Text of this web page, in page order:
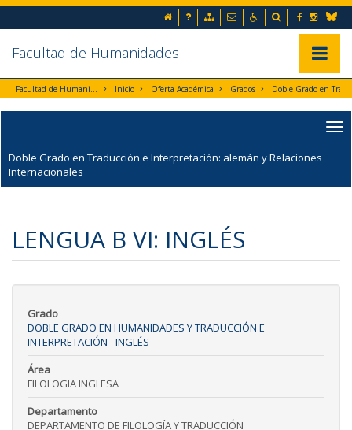
Ir al contenido principal de la página (alt + s)
Ir a la cabecera de la página (alt + c)
Ir al pie de la página (alt + p)
Ir al menú principal (alt + u)
Facebook
Inicio Preguntas frecuentes
Mapa webContactoAccesibilidad
Buscador
Facultad de Humanidades
Facultad de Humanidades Inicio Oferta Académica Grados
Doble Grado en Traducción e Interpretación: alemán y Relaciones
Internacionales
LENGUA B VI: INGLÉS
Grado
DOBLE GRADO EN HUMANIDADES Y TRADUCCIÓN E
INTERPRETACIÓN - INGLÉS
Área
FILOLOGIA INGLESA
Departamento
DEPARTAMENTO DE FILOLOGÍA Y TRADUCCIÓN